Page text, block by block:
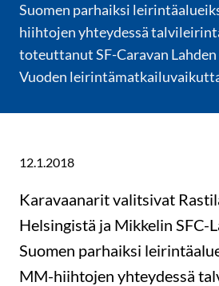
Suomen parhaiksi
hiihtojen yhteydessä
toteuttanut SF-Caravan Lahden
Vuoden
12.1.2018
Karavaanarit valitsivat
Helsingistä ja Mikkelin SFC-
Suomen parhaiksi
MM-hiihtojen yhteydessä